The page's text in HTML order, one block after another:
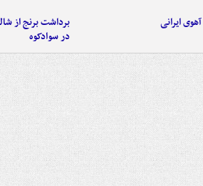
آهوی ایرانی
برداشت برنج از
در سوادکوه